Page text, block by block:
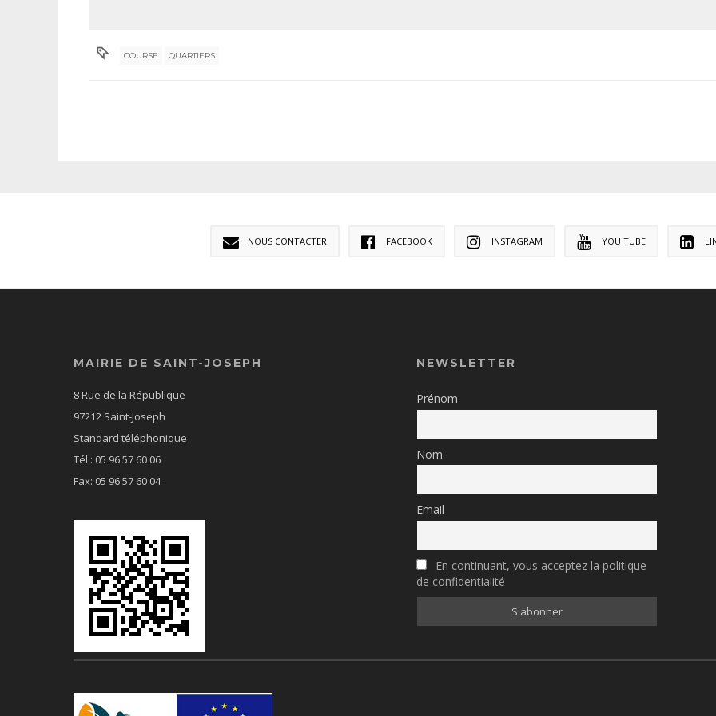
COURSE QUARTIERS
NOUS CONTACTER FACEBOOK INSTAGRAM YOU TUBE
MAIRIE DE SAINT-JOSEPH
8 Rue de la République
97212 Saint-Joseph
Standard téléphonique
Tél : 05 96 57 60 06
Fax: 05 96 57 60 04
NEWSLETTER
Prénom
Nom
Email
En continuant, vous acceptez la politique
de confidentialité